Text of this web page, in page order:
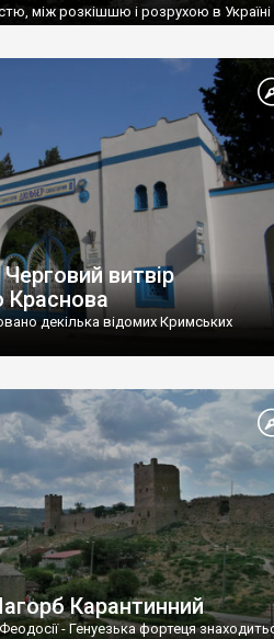
між розкішшю і розрухою в Україні
витвір
Краснова
декілька відомих Кримських
Карантинний
- Генуезька фортеця